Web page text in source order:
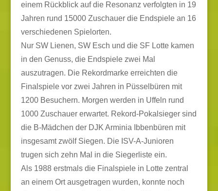
einem Rückblick auf die Resonanz verfolgten in 19
Jahren rund 15000 Zuschauer die Endspiele an 16
verschiedenen Spielorten.
Nur SW Lienen, SW Esch und die SF Lotte kamen
in den Genuss, die Endspiele zwei Mal
auszutragen. Die Rekordmarke erreichten die
Finalspiele vor zwei Jahren in Püsselbüren mit
1200 Besuchern. Morgen werden in Uffeln rund
1000 Zuschauer erwartet. Rekord-Pokalsieger sind
die B-Mädchen der DJK Arminia Ibbenbüren mit
insgesamt zwölf Siegen. Die ISV-A-Junioren
trugen sich zehn Mal in die Siegerliste ein.
Als 1988 erstmals die Finalspiele in Lotte zentral
an einem Ort ausgetragen wurden, konnte noch